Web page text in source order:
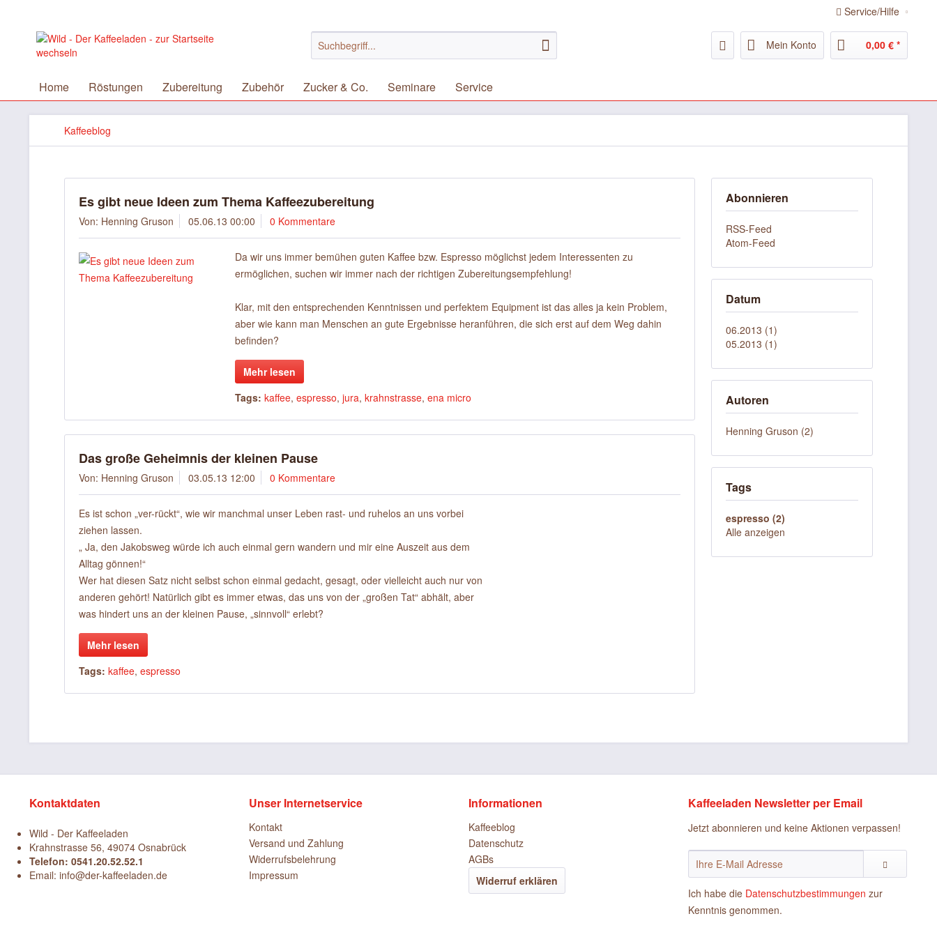
Service/Hilfe
Mein Konto 0,00 € *
Home Röstungen Zubereitung Zubehör Zucker & Co. Seminare Service
Kaffeeblog
Abonnieren
RSS-Feed
Atom-Feed
Datum
06.2013 (1)
05.2013 (1)
Autoren
Henning Gruson (2)
Tags
espresso (2)
Alle anzeigen
Es gibt neue Ideen zum Thema Kaffeezubereitung
Von: Henning Gruson 05.06.13 00:00 0 Kommentare
Da wir uns immer bemühen guten Kaffee bzw. Espresso möglichst jedem Interessenten zu
ermöglichen, suchen wir immer nach der richtigen Zubereitungsempfehlung!
Klar, mit den entsprechenden Kenntnissen und perfektem Equipment ist das alles ja kein Problem,
aber wie kann man Menschen an gute Ergebnisse heranführen, die sich erst auf dem Weg dahin
befinden?
Mehr lesen
Tags: kaffee,espresso,jura,krahnstrasse,ena micro
Das große Geheimnis der kleinen Pause
Von: Henning Gruson 03.05.13 12:00 0 Kommentare
Es ist schon „ver-rückt“, wie wir manchmal unser Leben rast- und ruhelos an uns vorbei
ziehen lassen.
„ Ja, den Jakobsweg würde ich auch einmal gern wandern und mir eine Auszeit aus dem
Alltag gönnen!“
Wer hat diesen Satz nicht selbst schon einmal gedacht, gesagt, oder vielleicht auch nur von
anderen gehört! Natürlich gibt es immer etwas, das uns von der „großen Tat“ abhält, aber
was hindert uns an der kleinen Pause, „sinnvoll“ erlebt?
Mehr lesen
Tags: kaffee, espresso
Kontaktdaten
Wild - Der Kaffeeladen
Krahnstrasse 56, 49074 Osnabrück
Telefon: 0541.20.52.52.1
Email: info@der-kaffeeladen.de
Unser Internetservice
Kontakt
Versand und Zahlung
Widerrufsbelehrung
Impressum
Informationen
Kaffeeblog
Datenschutz
AGBs
Widerruf erklären
Kaffeeladen Newsletter per Email
Jetzt abonnieren und keine Aktionen verpassen!
Ich habe die Datenschutzbestimmungen zur
Kenntnis genommen.